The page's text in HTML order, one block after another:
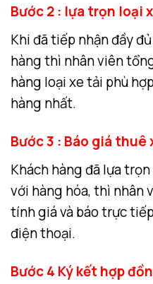
Bước 2 : lựa trọn loại
Khi đã tiếp nhận đầy
hàng thì nhân viên
hàng loại xe tải phù
hàng nhất.
Bước 3 : Báo giá
Khách hàng đã lựa
với hàng hóa, thì nhân
tính giá và báo trực
điện thoại.
Bước 4 Ký kết hợp